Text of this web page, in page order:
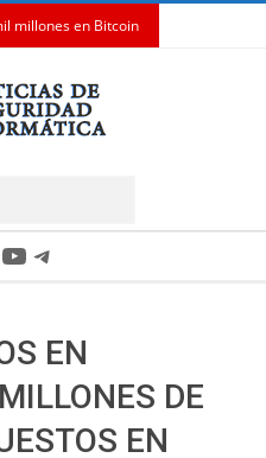
millones en Bitcoin
YouTube
Telegram
EN
DE
EN